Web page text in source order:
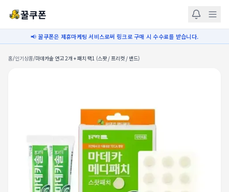
꿀쿠폰
📢 꿀쿠폰은 제휴마케팅 서비스로써 링크로 구매 시 수수료를 받습니다.
홈/인기상품/마데카솔 연고 2개 + 패치 택1 (스팟 / 프리컷 / 밴드)